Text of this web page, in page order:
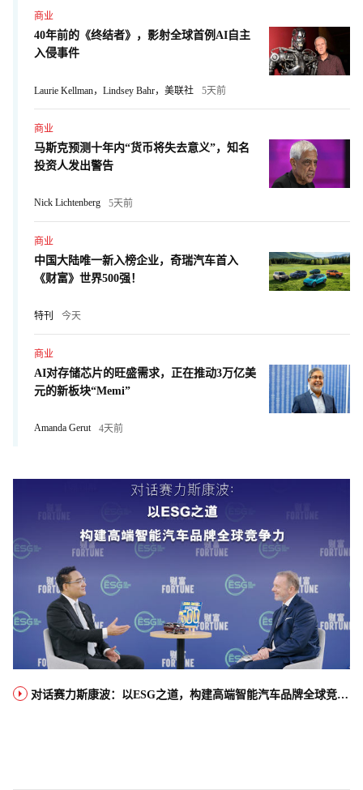
商业
40年前的《终结者》，影射全球首例AI自主
入侵事件
Laurie Kellman，Lindsey Bahr，美联社 5天前
商业
马斯克预测十年内“货币将失去意义”，知名
投资人发出警告
Nick Lichtenberg 5天前
商业
中国大陆唯一新入榜企业，奇瑞汽车首入
《财富》世界500强！
特刊 今天
商业
AI对存储芯片的旺盛需求，正在推动3万亿美
元的新板块“Memi”
Amanda Gerut 4天前
对话赛力斯康波：以ESG之道，构建高端智能汽车品牌全球竞争力